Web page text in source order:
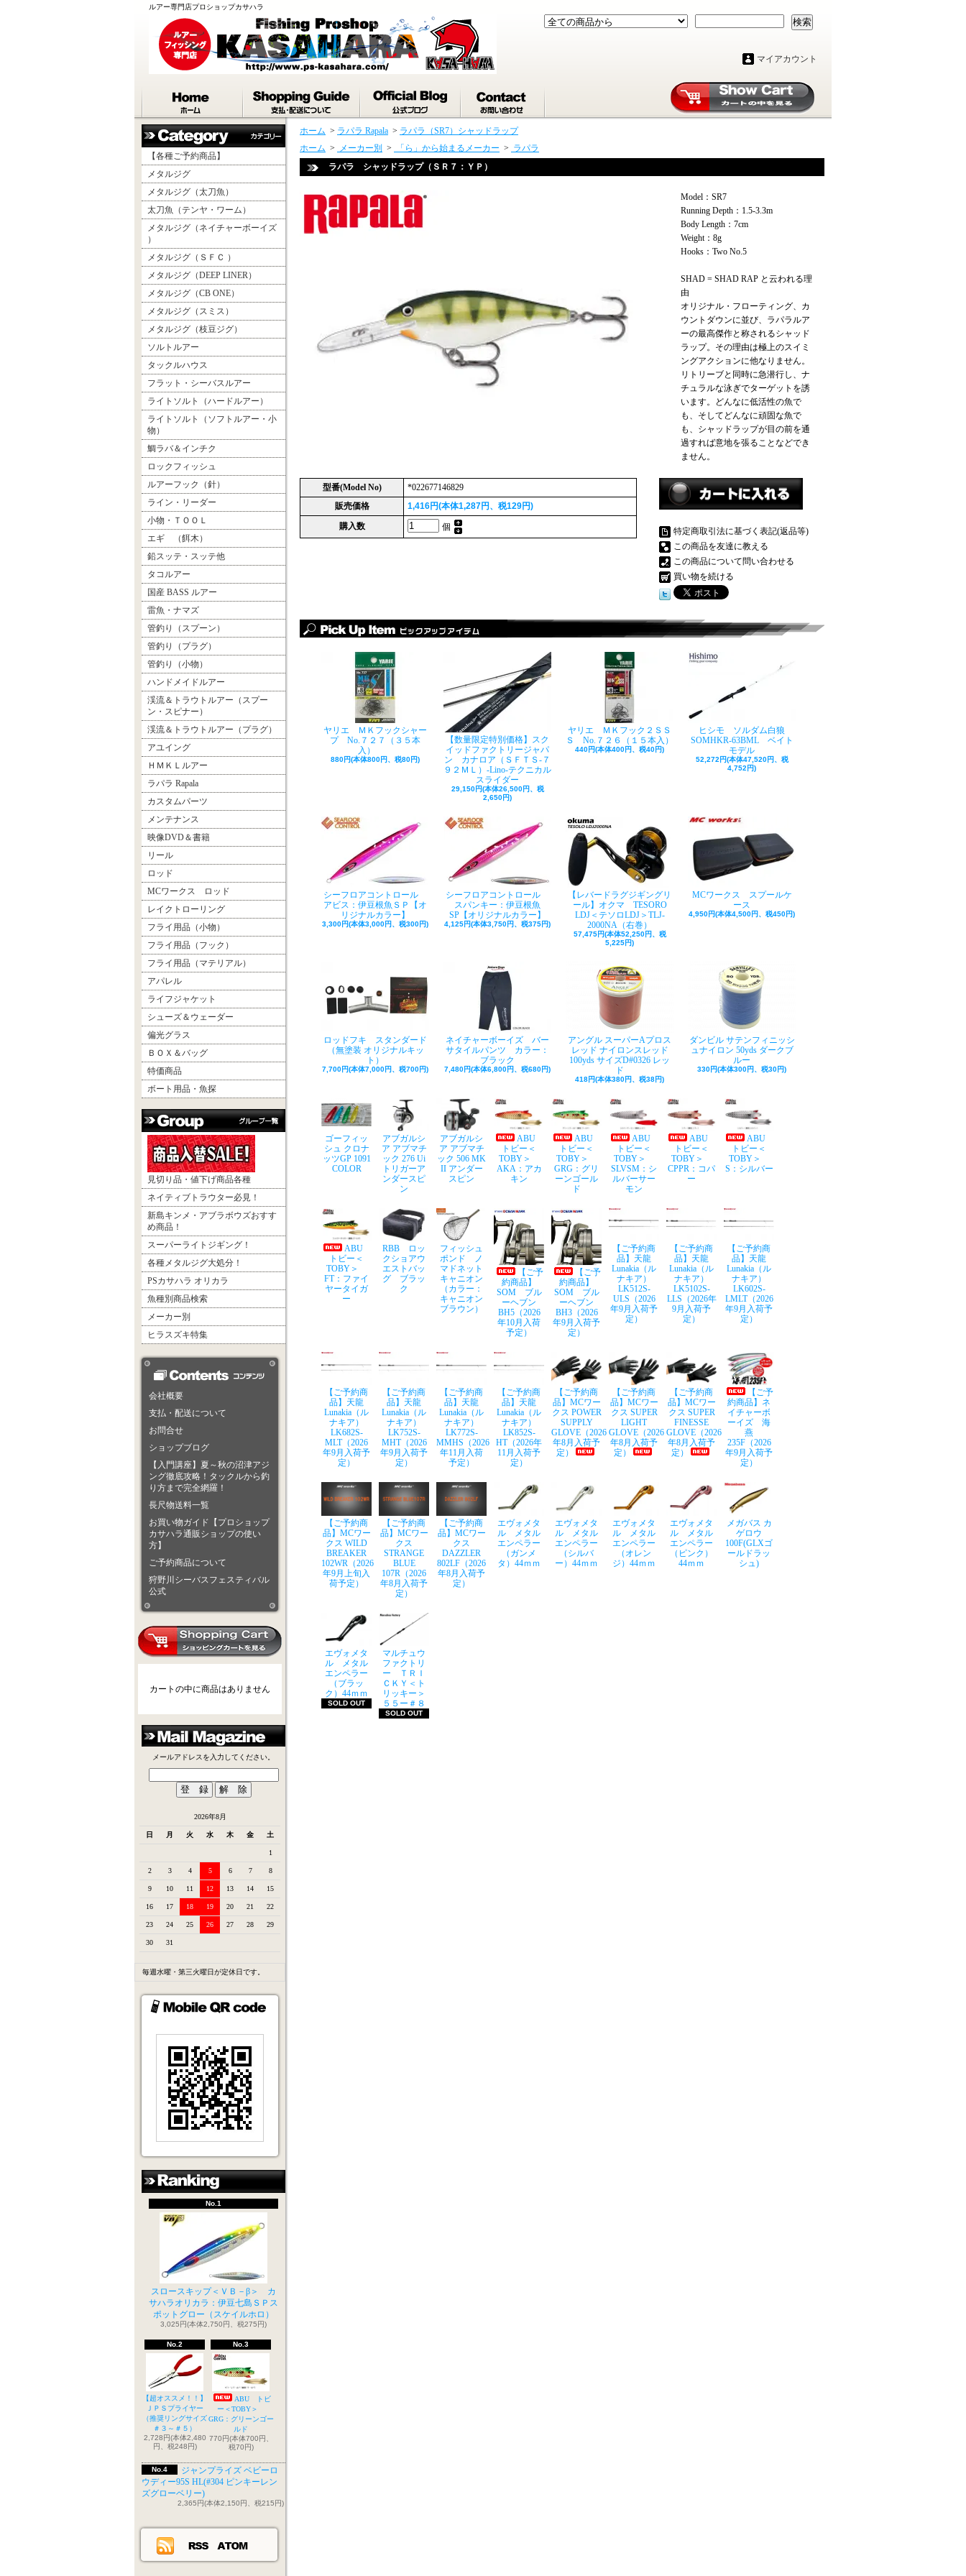
ルアー専門店プロショップカサハラ
検索
マイアカウント
【各種ご予約商品】
メタルジグ
メタルジグ（太刀魚）
太刀魚（テンヤ・ワーム）
メタルジグ（ネイチャーボーイズ
）
メタルジグ（ＳＦＣ ）
メタルジグ（DEEP LINER）
メタルジグ（CB ONE）
メタルジグ（スミス）
メタルジグ（枝豆ジグ）
ソルトルアー
タックルハウス
フラット・シーバスルアー
ライトソルト（ハードルアー）
ライトソルト（ソフトルアー・小
物）
鯛ラバ＆インチク
ロックフィッシュ
ルアーフック（針）
ライン・リーダー
小物・ＴＯＯＬ
エギ （餌木）
鉛スッテ・スッテ他
タコルアー
国産 BASS ルアー
雷魚・ナマズ
管釣り（スプーン）
管釣り（プラグ）
管釣り（小物）
ハンドメイドルアー
渓流＆トラウトルアー（スプー
ン・スピナー）
渓流＆トラウトルアー（プラグ）
アユイング
ＨＭＫＬルアー
ラパラ Rapala
カスタムパーツ
メンテナンス
映像DVD＆書籍
リール
ロッド
MCワークス ロッド
レイクトローリング
フライ用品（小物）
フライ用品（フック）
フライ用品（マテリアル）
アパレル
ライフジャケット
シューズ＆ウェーダー
偏光グラス
ＢＯＸ＆バッグ
特価商品
ボート用品・魚探
見切り品・値下げ商品各種
ネイティブトラウター必見！
新島キンメ・アブラボウズおすす
め商品！
スーパーライトジギング！
各種メタルジグ大処分！
PSカサハラ オリカラ
魚種別商品検索
メーカー別
ヒラスズキ特集
会社概要
支払・配送について
お問合せ
ショップブログ
【入門講座】夏～秋の沼津アジ
ング徹底攻略！タックルから釣
り方まで完全網羅！
長尺物送料一覧
お買い物ガイド【プロショップ
カサハラ通販ショップの使い
方】
ご予約商品について
狩野川シーバスフェスティバル
公式
カートの中に商品はありません
メールアドレスを入力してください。
2026年8月
日 月 火 水 木 金 土
1
2 3 4 5 6 7 8
9 10 11 12 13 14 15
16 17 18 19 20 21 22
23 24 25 26 27 28 29
30 31
毎週水曜・第三火曜日が定休日です。
No.1
スロースキップ＜ＶＢ－β＞ カ
サハラオリカラ：伊豆七島ＳＰス
ポットグロー（スケイルホロ）
3,025円(本体2,750円、税275円)
No.2
【超オススメ！！】
ＪＰＳプライヤー
（推奨リングサイズ
＃３～＃５）
2,728円(本体2,480
円、税248円)
No.3
ABU トビ
ー＜TOBY＞
GRG：グリーンゴー
ルド
770円(本体700円、
税70円)
No.4
ジャンプライズ ベビーロ
ウディー95S HL(#304 ピンキーレン
ズグローベリー)
2,365円(本体2,150円、税215円)
ホーム > ラパラ Rapala > ラパラ（SR7）シャッドラップ
ホーム > メーカー別 > 「ら」から始まるメーカー > ラパラ
ラパラ シャッドラップ（ＳＲ７：ＹＰ）
Model：SR7
Running Depth：1.5-3.3m
Body Length：7cm
Weight：8g
Hooks：Two No.5
SHAD = SHAD RAP と云われる理
由
オリジナル・フローティング、カ
ウントダウンに並び、ラパラルア
ーの最高傑作と称されるシャッド
ラップ。その理由は極上のスイミ
ングアクションに他なりません。
リトリーブと同時に急潜行し、ナ
チュラルな泳ぎでターゲットを誘
います。どんなに低活性の魚で
も、そしてどんなに頑固な魚で
も、シャッドラップが目の前を通
過すれば意地を張ることなどでき
ません。
型番(Model No)
*022677146829
販売価格
1,416円(本体1,287円、税129円)
購入数
個
特定商取引法に基づく表記(返品等)
この商品を友達に教える
この商品について問い合わせる
買い物を続ける
ヤリエ ＭＫフックシャー
プ No.７２７（３５本
入）
880円(本体800円、税80円)
【数量限定特別価格】スク
イッドファクトリージャパ
ン カナロア（ＳＦＴＳ-７
９２ＭＬ）-Lino-テクニカル
スライダー
29,150円(本体26,500円、税
2,650円)
ヤリエ ＭＫフック２ＳＳ
Ｓ No.７２６（１５本入）
440円(本体400円、税40円)
ヒシモ ソルダム白狼
SOMHKR-63BML ベイト
モデル
52,272円(本体47,520円、税
4,752円)
シーフロアコントロール
アビス：伊豆根魚ＳＰ【オ
リジナルカラー】
3,300円(本体3,000円、税300円)
シーフロアコントロール
スパンキー：伊豆根魚
SP【オリジナルカラー】
4,125円(本体3,750円、税375円)
【レバードラグジギングリ
ール】オクマ TESORO
LDJ＜テソロLDJ＞TLJ-
2000NA（右巻）
57,475円(本体52,250円、税
5,225円)
MCワークス スプールケ
ース
4,950円(本体4,500円、税450円)
ロッドフキ スタンダード
（無塗装 オリジナルキッ
ト）
7,700円(本体7,000円、税700円)
ネイチャーボーイズ バー
サタイルパンツ カラー：
ブラック
7,480円(本体6,800円、税680円)
アングル スーパーAプロス
レッド ナイロンスレッド
100yds サイズD#0326 レッ
ド
418円(本体380円、税38円)
ダンビル サテンフィニッシ
ュナイロン 50yds ダークブ
ルー
330円(本体300円、税30円)
ゴーフィッ
シュ クロナ
ッツGP 1091
COLOR
アブガルシ
ア アブマチ
ック 276 Ui
トリガーア
ンダースピ
ン
アブガルシ
ア アブマチ
ック 506 MK
II アンダー
スピン
ABU
トビー＜
TOBY＞
AKA：アカ
キン
ABU
トビー＜
TOBY＞
GRG：グリ
ーンゴール
ド
ABU
トビー＜
TOBY＞
SLVSM：シ
ルバーサー
モン
ABU
トビー＜
TOBY＞
CPPR：コパ
ー
ABU
トビー＜
TOBY＞
S：シルバー
ABU
トビー＜
TOBY＞
FT：ファイ
ヤータイガ
ー
RBB ロッ
クショアウ
エストバッ
グ ブラッ
ク
フィッシュ
ポンド ノ
マドネット
キャニオン
（カラー：
キャニオン
ブラウン）
【ご予
約商品】
SOM ブル
ーヘブン
BH5（2026
年10月入荷
予定）
【ご予
約商品】
SOM ブル
ーヘブン
BH3（2026
年9月入荷予
定）
【ご予約商
品】天龍
Lunakia（ル
ナキア）
LK512S-
ULS（2026
年9月入荷予
定）
【ご予約商
品】天龍
Lunakia（ル
ナキア）
LK5102S-
LLS（2026年
9月入荷予
定）
【ご予約商
品】天龍
Lunakia（ル
ナキア）
LK602S-
LMLT（2026
年9月入荷予
定）
【ご予約商
品】天龍
Lunakia（ル
ナキア）
LK682S-
MLT（2026
年9月入荷予
定）
【ご予約商
品】天龍
Lunakia（ル
ナキア）
LK752S-
MHT（2026
年9月入荷予
定）
【ご予約商
品】天龍
Lunakia（ル
ナキア）
LK772S-
MMHS（2026
年11月入荷
予定）
【ご予約商
品】天龍
Lunakia（ル
ナキア）
LK852S-
HT（2026年
11月入荷予
定）
【ご予約商
品】MCワー
クス POWER
SUPPLY
GLOVE（2026
年8月入荷予
定）
【ご予約商
品】MCワー
クス SUPER
LIGHT
GLOVE（2026
年8月入荷予
定）
【ご予約商
品】MCワー
クス SUPER
FINESSE
GLOVE（2026
年8月入荷予
定）
【ご予
約商品】ネ
イチャーボ
ーイズ 海
燕
235F（2026
年9月入荷予
定）
【ご予約商
品】MCワー
クス WILD
BREAKER
102WR（2026
年9月上旬入
荷予定）
【ご予約商
品】MCワー
クス
STRANGE
BLUE
107R（2026
年8月入荷予
定）
【ご予約商
品】MCワー
クス
DAZZLER
802LF（2026
年8月入荷予
定）
エヴォメタ
ル メタル
エンペラー
（ガンメ
タ）44ｍｍ
エヴォメタ
ル メタル
エンペラー
（シルバ
ー）44ｍｍ
エヴォメタ
ル メタル
エンペラー
（オレン
ジ）44ｍｍ
エヴォメタ
ル メタル
エンペラー
（ピンク）
44ｍｍ
メガバス カ
ゲロウ
100F(GLXゴ
ールドラッ
シュ)
エヴォメタ
ル メタル
エンペラー
（ブラッ
ク）44ｍｍ
SOLD OUT
マルチュウ
ファクトリ
ー ＴＲＩ
ＣＫＹ＜ト
リッキー＞
５５ー＃８
SOLD OUT